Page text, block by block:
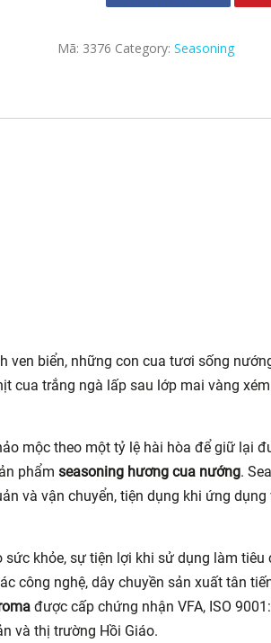
Mã: 3376 Category:Seasoning
biển, những con cua tươi sống
cua trắng ngà lấp sau lớp mai vàng
mộc theo một tỷ lệ hài hòa để giữ lại
phẩm seasoning hương cua nướng.
và vận chuyển, tiện dụng khi ứng
khỏe, sự tiện lợi khi sử dụng làm
công nghệ, dây chuyền sản xuất tân
được cấp chứng nhận VFA, ISO
và thị trường Hồi Giáo.